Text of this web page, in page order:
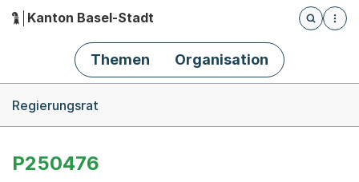
Hauptnavigation
Kanton Basel-Stadt
Öffnet
Themen Organisation
Regierungsrat
P250476